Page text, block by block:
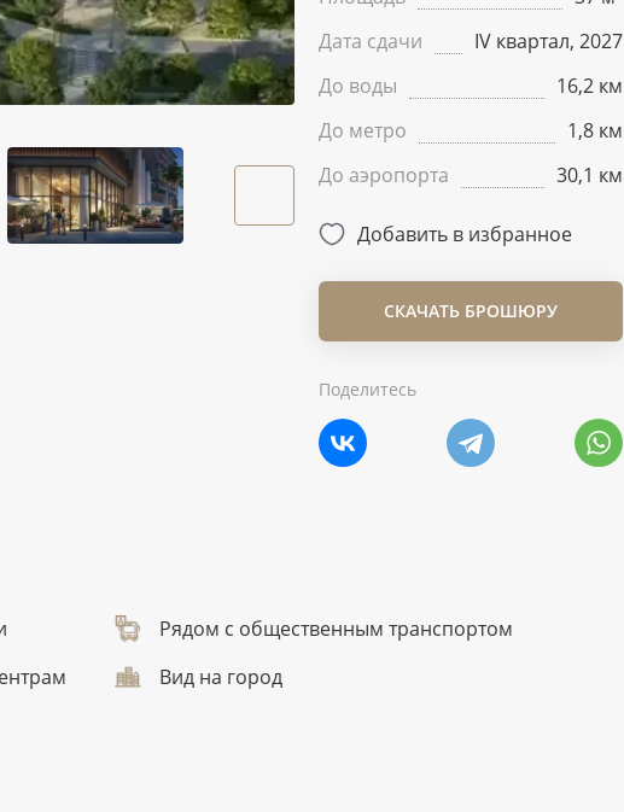
Дата сдачи
IV квартал, 2027
До воды
16,2 км
До метро
1,8 км
До аэропорта
30,1 км
Добавить в избранное
СКАЧАТЬ БРОШЮРУ
Поделитесь
Рядом с общественным транспортом
Вид на город